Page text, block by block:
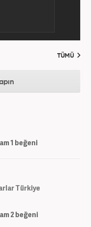
TÜMÜ
1 beğeni
Türkiye
2beğeni